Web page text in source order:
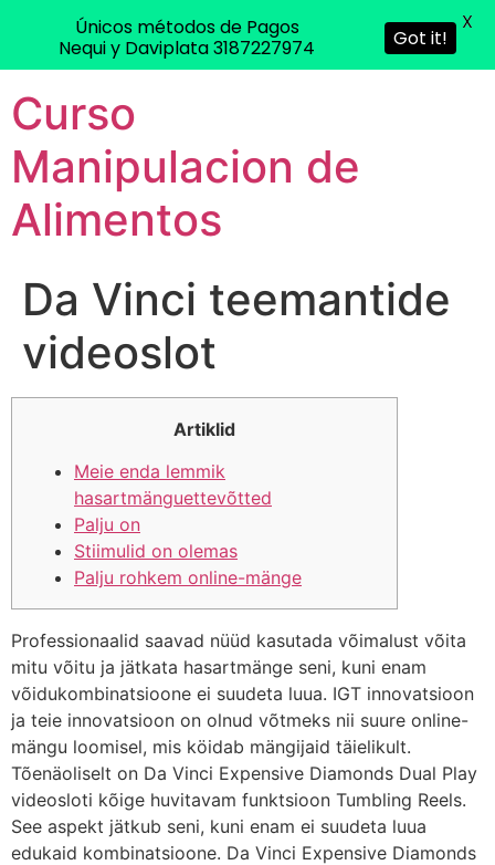
Curso
Manipulacion de
Alimentos
Da Vinci teemantide
videoslot
Artiklid
Meie enda lemmik
hasartmänguettevõtted
Palju on
Stiimulid on olemas
Palju rohkem online-mänge
Professionaalid saavad nüüd kasutada võimalust võita
mitu võitu ja jätkata hasartmänge seni, kuni enam
võidukombinatsioone ei suudeta luua. IGT innovatsioon
ja teie innovatsioon on olnud võtmeks nii suure online-
mängu loomisel, mis köidab mängijaid täielikult.
Tõenäoliselt on Da Vinci Expensive Diamonds Dual Play
videosloti kõige huvitavam funktsioon Tumbling Reels.
See aspekt jätkub seni, kuni enam ei suudeta luua
edukaid kombinatsioone. Da Vinci Expensive Diamonds
Únicos métodos de Pagos
Nequi y Daviplata 3187227974
Got it!
X